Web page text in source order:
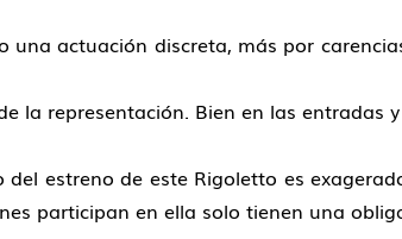
una actuación discreta, más por
la representación. Bien en las entradas
estreno de este Rigoletto es
participan en ella solo tienen una